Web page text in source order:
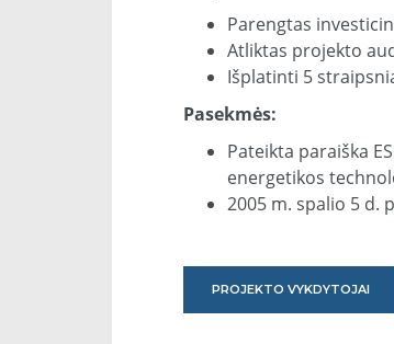
Parengtas
Atliktas projekto
Išplatinti 5
Pasekmės:
Pateikta paraiška
energetikos
2005 m. spalio 5 d.
PROJEKTO VYKDYTOJAI